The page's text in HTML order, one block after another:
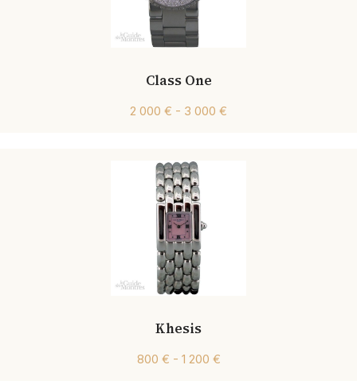
Class One
2 000 € - 3 000 €
Khesis
800 € - 1 200 €